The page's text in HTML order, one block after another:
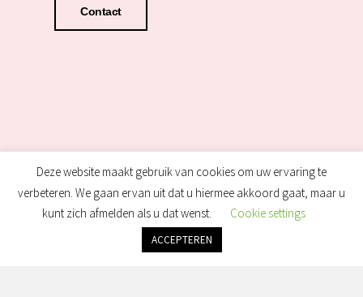
Contact
Deze website maakt gebruik van cookies om uw ervaring te
verbeteren. We gaan ervan uit dat u hiermee akkoord gaat, maar u
kunt zich afmelden als u dat wenst.
Cookie settings
ACCEPTEREN